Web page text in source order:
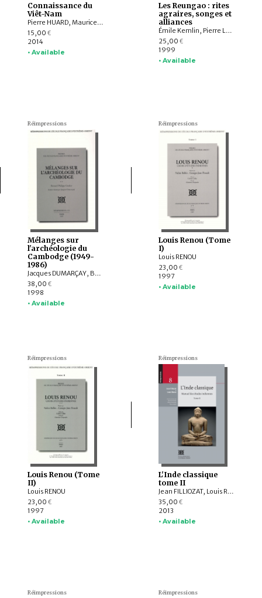
Connaissance du
Viêt-Nam
Pierre HUARD, Maurice DURAND
15,00 €
2014
• Available
Les Reungao : rites
agraires, songes et
alliances
Émile Kemlin, Pierre LE ROUX
25,00 €
1999
• Available
Réimpressions
Mélanges sur
l'archéologie du
Cambodge (1949-
1986)
Jacques DUMARÇAY, Bernard Philippe GROSLIER
38,00 €
1998
• Available
Réimpressions
Louis Renou (Tome
I)
Louis RENOU
23,00 €
1997
• Available
Réimpressions
Louis Renou (Tome
II)
Louis RENOU
23,00 €
1997
• Available
Réimpressions
L'Inde classique
tome II
Jean FILLIOZAT, Louis RENOU
35,00 €
2013
• Available
Réimpressions Réimpressions